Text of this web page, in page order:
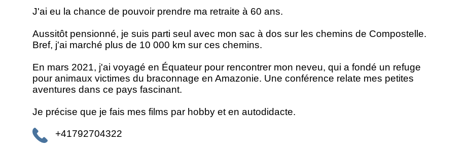
J'ai eu la chance de pouvoir prendre ma retraite à 60 ans.
Aussitôt pensionné, je suis parti seul avec mon sac à dos sur les chemins de Compostelle.
Bref, j'ai marché plus de 10 000 km sur ces chemins.
En mars 2021, j'ai voyagé en Équateur pour rencontrer mon neveu, qui a fondé un refuge
pour animaux victimes du braconnage en Amazonie. Une conférence relate mes petites
aventures dans ce pays fascinant.
Je précise que je fais mes films par hobby et en autodidacte.
+41792704322